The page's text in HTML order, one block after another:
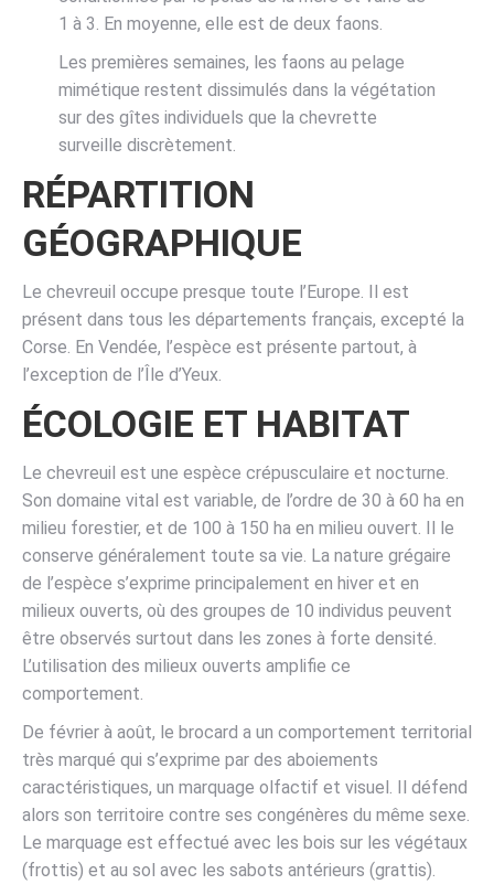
1 à 3. En moyenne, elle est de deux faons.
Les premières semaines, les faons au pelage
mimétique restent dissimulés dans la végétation
sur des gîtes individuels que la chevrette
surveille discrètement.
RÉPARTITION
GÉOGRAPHIQUE
Le chevreuil occupe presque toute l’Europe. Il est
présent dans tous les départements français, excepté la
Corse. En Vendée, l’espèce est présente partout, à
l’exception de l’Île d’Yeux.
ÉCOLOGIE ET HABITAT
Le chevreuil est une espèce crépusculaire et nocturne.
Son domaine vital est variable, de l’ordre de 30 à 60 ha en
milieu forestier, et de 100 à 150 ha en milieu ouvert. Il le
conserve généralement toute sa vie. La nature grégaire
de l’espèce s’exprime principalement en hiver et en
milieux ouverts, où des groupes de 10 individus peuvent
être observés surtout dans les zones à forte densité.
L’utilisation des milieux ouverts amplifie ce
comportement.
De février à août, le brocard a un comportement territorial
très marqué qui s’exprime par des aboiements
caractéristiques, un marquage olfactif et visuel. Il défend
alors son territoire contre ses congénères du même sexe.
Le marquage est effectué avec les bois sur les végétaux
(frottis) et au sol avec les sabots antérieurs (grattis).